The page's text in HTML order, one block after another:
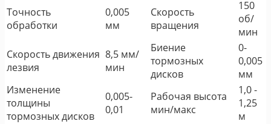
Точность
обработки
0,005
мм
Скорость
вращения
150
об/
мин
Скорость движения
лезвия
8,5 мм/
мин
Биение
тормозных
дисков
0-
0,005
мм
Изменение
толщины
тормозных дисков
0,005-
0,01
Рабочая высота
мин/макс
1,0 -
1,25
м